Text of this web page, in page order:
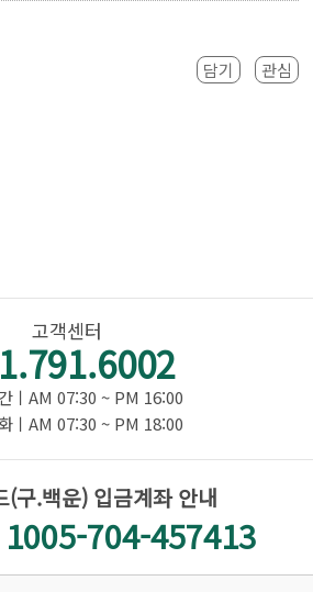
담기 관심
고객센터
ㅣAM 07:30 ~ PM 16:00
ㅣAM 07:30 ~ PM 18:00
(구.백운) 입금계좌 안내
1005-704-457413